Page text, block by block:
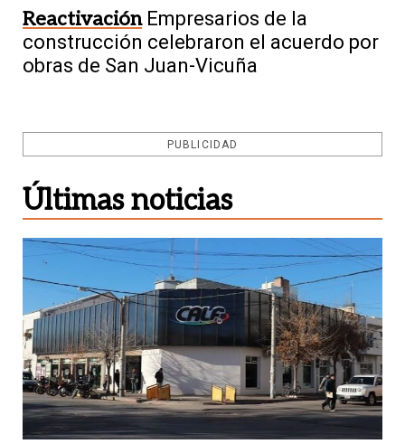
Reactivación Empresarios de la
construcción celebraron el acuerdo por
obras de San Juan-Vicuña
PUBLICIDAD
Últimas noticias